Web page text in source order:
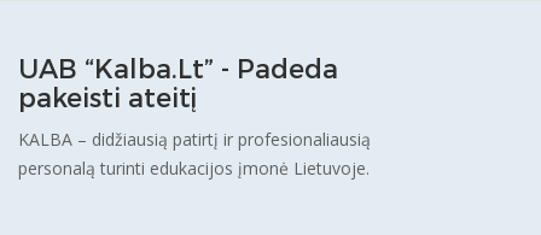
UAB “Kalba.Lt” - Padeda
pakeisti ateitį
KALBA – didžiausią patirtį ir profesionaliausią
personalą turinti edukacijos įmonė Lietuvoje.